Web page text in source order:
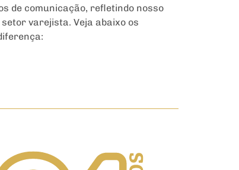
de comunicação, refletindo nosso
varejista. Veja abaixo os